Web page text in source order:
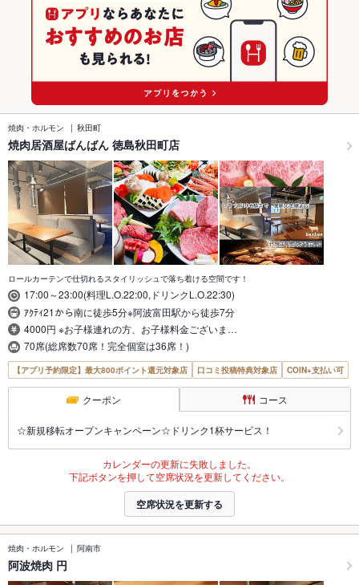
焼肉・ホルモン 秋田町
焼肉居酒屋ばんばん 徳島秋田町店
ロールカーテンで仕切れるスタイリッシュで落ち着ける空間です！
17:00～23:00(料理L.O.22:00,ドリンクL.O.22:30)
ｱｸﾃｨ21から南に徒歩5分※阿波富田駅から徒歩7分
4000円 ※お子様連れの方、お子様料金ございま…
70席(総席数70席！完全個室は36席！)
【アプリ予約限定】最大800ポイント還元対象店 口コミ投稿特典対象店 COIN+支払い可
クーポン コース
☆新規移転オープンキャンペーン☆ドリンク1杯サービス！
カレンダーの更新に失敗しました。
下記ボタンを押して空席状況を更新してください。
空席状況を更新する
焼肉・ホルモン 阿南市
阿波焼肉 円